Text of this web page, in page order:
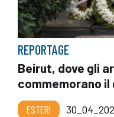
REPORTAGE
Beirut, dove gli
commemorano il
ESTERI